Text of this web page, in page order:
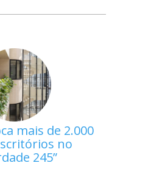
mais de 2.000
no
245